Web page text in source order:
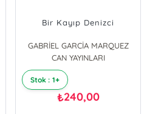
Bir Kayıp Denizci
GABRİEL GARCİA MARQUEZ
CAN YAYINLARI
Stok : 1+
₺240,00